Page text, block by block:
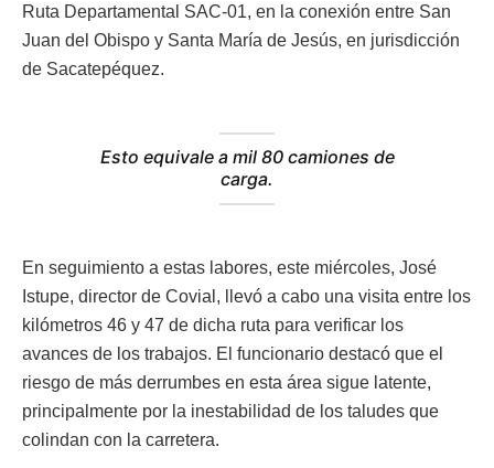
Ruta Departamental SAC-01, en la conexión entre San
Juan del Obispo y Santa María de Jesús, en jurisdicción
de Sacatepéquez.
Esto equivale a mil 80 camiones de
carga.
En seguimiento a estas labores, este miércoles, José
Istupe, director de Covial, llevó a cabo una visita entre los
kilómetros 46 y 47 de dicha ruta para verificar los
avances de los trabajos. El funcionario destacó que el
riesgo de más derrumbes en esta área sigue latente,
principalmente por la inestabilidad de los taludes que
colindan con la carretera.